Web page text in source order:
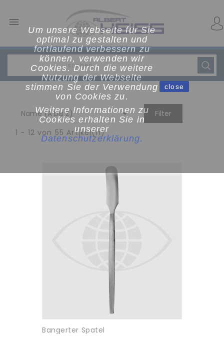
Um unsere Webseite für Sie
optimal zu gestalten und
fortlaufend verbessern zu
können, verwenden wir
Cookies. Durch die weitere
Nutzung der Webseite
stimmen Sie der Verwendung
von Cookies zu.
Weitere Informationen zu
Cookies erhalten Sie in
unserer
Datenschutzerklärung.
close

Name (A bis Z) 
Filter
1 - 12 von 55 Artikel(n)
Bangerter Spatel